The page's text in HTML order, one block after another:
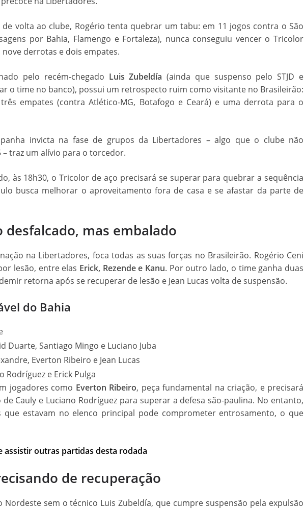
volta ao clube, Rogério tenta quebrar um tabu: em 11 jogos contra o São
por Bahia, Flamengo e Fortaleza), nunca conseguiu vencer o Tricolor
derrotas e dois empates.
pelo recém-chegado Luis Zubeldía (ainda que suspenso pelo STJD e
o time no banco), possui um retrospecto ruim como visitante no Brasileirão:
empates (contra Atlético-MG, Botafogo e Ceará) e uma derrota para o
invicta na fase de grupos da Libertadores – algo que o clube não
– traz um alívio para o torcedor.
às 18h30, o Tricolor de aço precisará se superar para quebrar a sequência
busca melhorar o aproveitamento fora de casa e se afastar da parte de
desfalcado, mas embalado
na Libertadores, foca todas as suas forças no Brasileirão. Rogério Ceni
lesão, entre elas Erick, Rezende e Kanu. Por outro lado, o time ganha duas
retorna após se recuperar de lesão e Jean Lucas volta de suspensão.
do Bahia
Duarte, Santiago Mingo e Luciano Juba
Everton Ribeiro e Jean Lucas
Rodríguez e Erick Pulga
jogadores como Everton Ribeiro, peça fundamental na criação, e precisará
Cauly e Luciano Rodríguez para superar a defesa são-paulina. No entanto,
que estavam no elenco principal pode comprometer entrosamento, o que
assistir outras partidas desta rodada
de recuperação
Nordeste sem o técnico Luis Zubeldía, que cumpre suspensão pela expulsão